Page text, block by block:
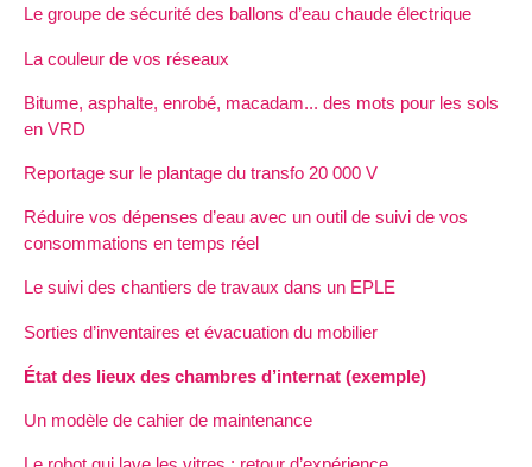
Le groupe de sécurité des ballons d’eau chaude électrique
La couleur de vos réseaux
Bitume, asphalte, enrobé, macadam... des mots pour les sols
en VRD
Reportage sur le plantage du transfo 20 000 V
Réduire vos dépenses d’eau avec un outil de suivi de vos
consommations en temps réel
Le suivi des chantiers de travaux dans un EPLE
Sorties d’inventaires et évacuation du mobilier
État des lieux des chambres d’internat (exemple)
Un modèle de cahier de maintenance